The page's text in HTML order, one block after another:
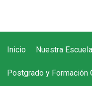
Inicio Nuestra Escuela
Postgrado y Formación